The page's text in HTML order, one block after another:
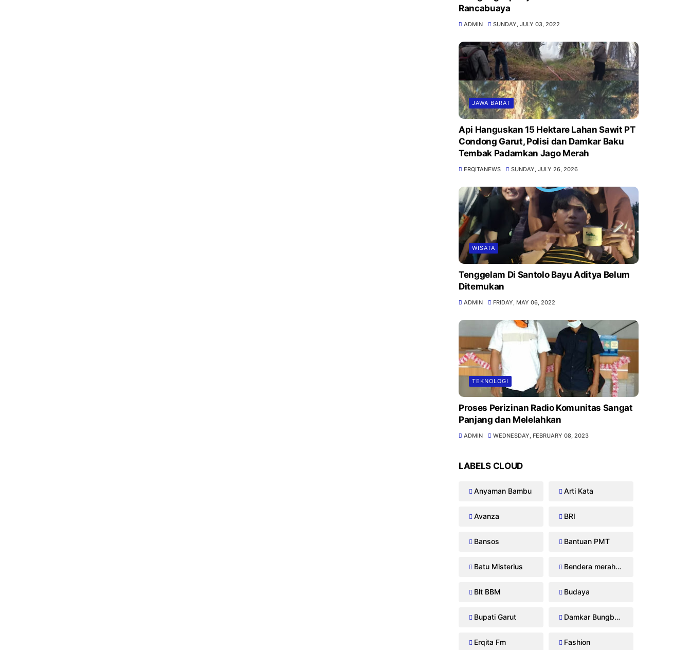
Rancabuaya
ADMIN SUNDAY, JULY 03, 2022
JAWA BARAT
Api Hanguskan 15 Hektare Lahan Sawit PT
Condong Garut, Polisi dan Damkar Baku
Tembak Padamkan Jago Merah
ERQITANEWS SUNDAY, JULY 26, 2026
WISATA
Tenggelam Di Santolo Bayu Aditya Belum
Ditemukan
ADMIN FRIDAY, MAY 06, 2022
TEKNOLOGI
Proses Perizinan Radio Komunitas Sangat
Panjang dan Melelahkan
ADMIN WEDNESDAY, FEBRUARY 08, 2023
LABELS CLOUD
Anyaman Bambu Arti Kata
Avanza BRI
Bansos Bantuan PMT
Batu Misterius Bendera merah putih
Blt BBM Budaya
Bupati Garut Damkar Bungbulang
Erqita Fm Fashion